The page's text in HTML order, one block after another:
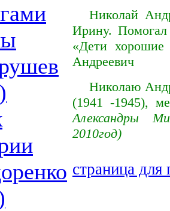
Николай
Ирину.
«Дети
Андреевич
Николаю
(1941 -1945),
Александры
2010год)
страница для